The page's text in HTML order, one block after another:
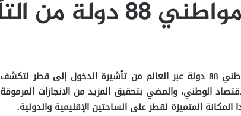
من التأشيرات
شهدت شهور الحصار إعفاء مواطني 88 دولة عبر العالم من تأشيرة الدخول إلى قطر لتكشف
الوطني، والمضي بتحقيق المزيد من الانجازات المرموقة
المتميزة لقطر على الساحتين الإقليمية والدولية.